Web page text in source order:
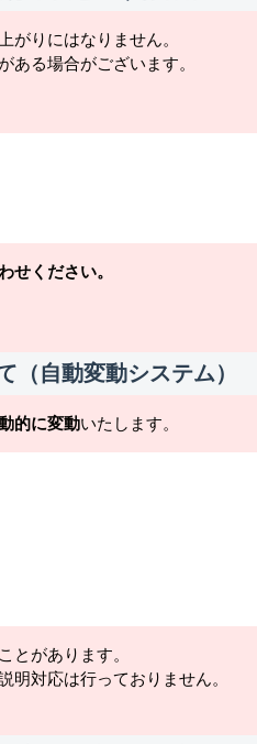
がりにはなりません。
ある場合がございます。
せください。
（自動変動システム）
的に変動いたします。
とがあります。
明対応は行っておりません。